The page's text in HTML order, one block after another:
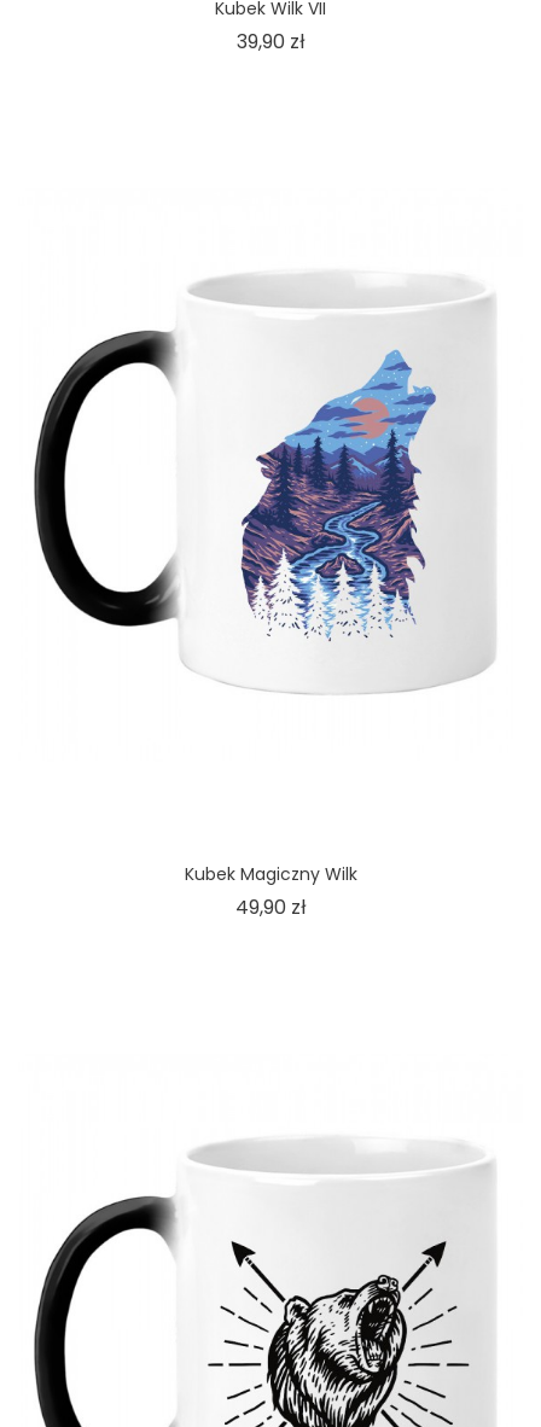
Kubek Wilk VII
39,90 złCena
Kubek Magiczny Wilk
49,90 złCena